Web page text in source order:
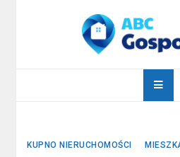
KUPNO NIERUCHOMOŚCI